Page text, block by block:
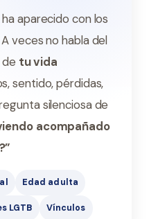
aparecido con los
veces no habla del
de tu vida
sentido, pérdidas,
silenciosa de
acompañado
Edad adulta
LGTB Vínculos